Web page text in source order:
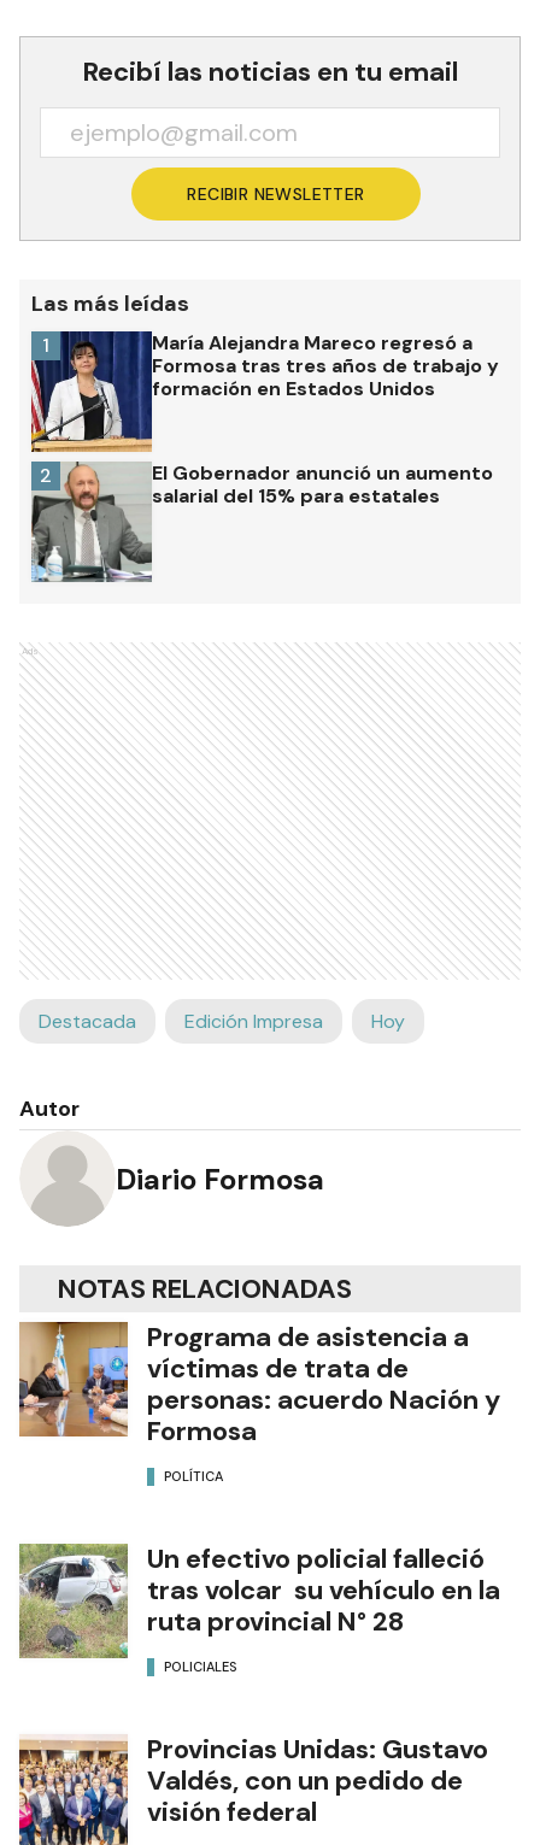
Recibí las noticias en tu email
RECIBIR NEWSLETTER
Las más leídas
María Alejandra Mareco regresó a
Formosa tras tres años de trabajo y
formación en Estados Unidos
1
El Gobernador anunció un aumento
salarial del 15% para estatales
2
Ads
Destacada Edición Impresa Hoy
Autor
Diario Formosa
NOTAS RELACIONADAS
Programa de asistencia a
víctimas de trata de
personas: acuerdo Nación y
Formosa
POLÍTICA
Un efectivo policial falleció
tras volcar su vehículo en la
ruta provincial N° 28
POLICIALES
Provincias Unidas: Gustavo
Valdés, con un pedido de
visión federal